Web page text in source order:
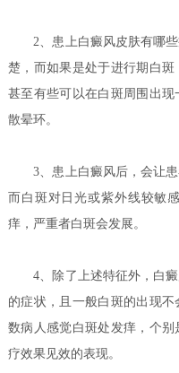
2、 患上白癜风皮肤有哪
楚，而如果是处于进行期白斑
甚至有些可以在白斑周围出
散晕环。
3、患上白癜风后，会让患
而白斑对日光或紫外线较敏
痒，严重者白斑会发展。
4、除了上述特征外，白癜
的症状，且一般白斑的出现
数病人感觉白斑处发痒，个
疗效果见效的表现。